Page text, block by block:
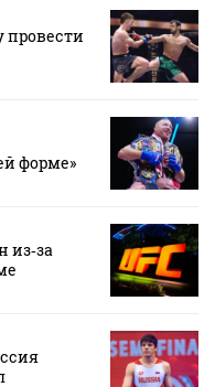
форме»
из‑за